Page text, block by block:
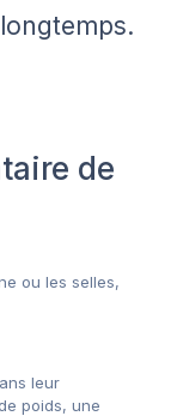
de
ou les selles,
leur
poids, une